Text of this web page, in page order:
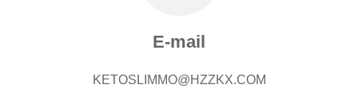
E-mail
KETOSLIMMO@HZZKX.COM